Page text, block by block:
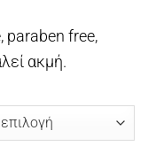
paraben free,
ακμή.